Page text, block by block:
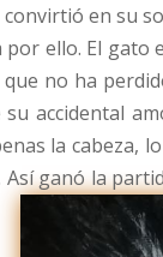
en su
ello. El gato
no ha
accidental
la cabeza,
ganó la